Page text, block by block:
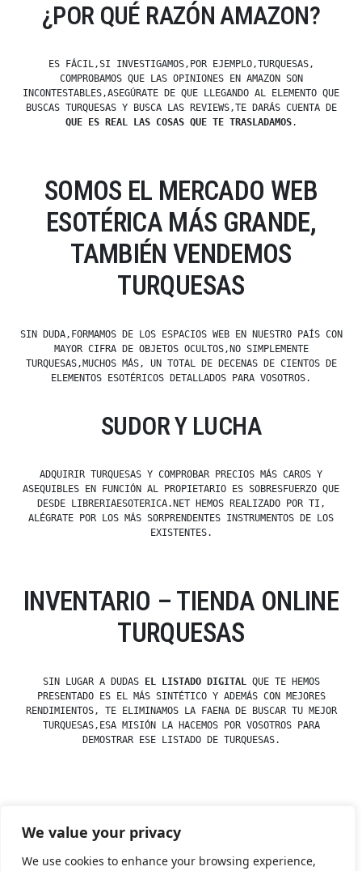
We value your privacy
We use cookies to enhance your browsing experience,
¿POR QUÉ RAZÓN AMAZON?
ES FÁCIL,SI INVESTIGAMOS,POR EJEMPLO,TURQUESAS,
COMPROBAMOS QUE LAS OPINIONES EN AMAZON SON
INCONTESTABLES,ASEGÚRATE DE QUE LLEGANDO AL ELEMENTO QUE
BUSCAS TURQUESAS Y BUSCA LAS REVIEWS,TE DARÁS CUENTA DE
QUE ES REAL LAS COSAS QUE TE TRASLADAMOS.
SOMOS EL MERCADO WEB
ESOTÉRICA MÁS GRANDE,
TAMBIÉN VENDEMOS
TURQUESAS
SIN DUDA,FORMAMOS DE LOS ESPACIOS WEB EN NUESTRO PAÍS CON
MAYOR CIFRA DE OBJETOS OCULTOS,NO SIMPLEMENTE
TURQUESAS,MUCHOS MÁS, UN TOTAL DE DECENAS DE CIENTOS DE
ELEMENTOS ESOTÉRICOS DETALLADOS PARA VOSOTROS.
SUDOR Y LUCHA
ADQUIRIR TURQUESAS Y COMPROBAR PRECIOS MÁS CAROS Y
ASEQUIBLES EN FUNCIÓN AL PROPIETARIO ES SOBRESFUERZO QUE
DESDE LIBRERIAESOTERICA.NET HEMOS REALIZADO POR TI,
ALÉGRATE POR LOS MÁS SORPRENDENTES INSTRUMENTOS DE LOS
EXISTENTES.
INVENTARIO – TIENDA ONLINE
TURQUESAS
SIN LUGAR A DUDAS EL LISTADO DIGITALQUE TE HEMOS
PRESENTADO ES EL MÁS SINTÉTICO Y ADEMÁS CON MEJORES
RENDIMIENTOS, TE ELIMINAMOS LA FAENA DE BUSCAR TU MEJOR
TURQUESAS,ESA MISIÓN LA HACEMOS POR VOSOTROS PARA
DEMOSTRAR ESE LISTADO DE TURQUESAS.
by
Posted
Turquesa